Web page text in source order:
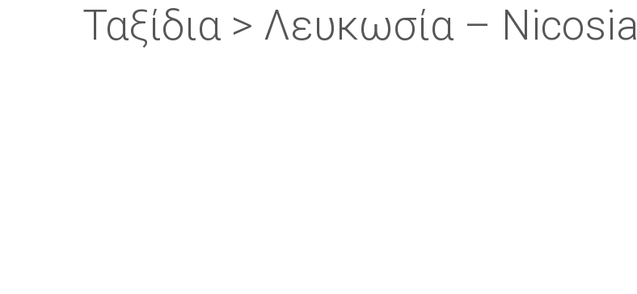
Ταξίδια > Λευκωσία – Nicosia